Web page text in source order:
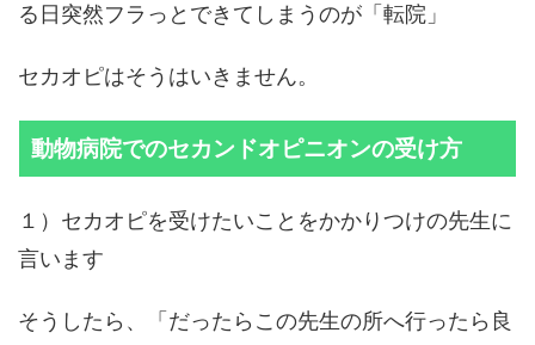
る日突然フラっとできてしまうのが「転院」
セカオピはそうはいきません。
動物病院でのセカンドオピニオンの受け方
１）セカオピを受けたいことをかかりつけの先生に
言います
そうしたら、「だったらこの先生の所へ行ったら良